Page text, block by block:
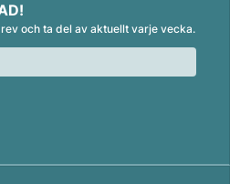
och ta del av aktuellt varje vecka.